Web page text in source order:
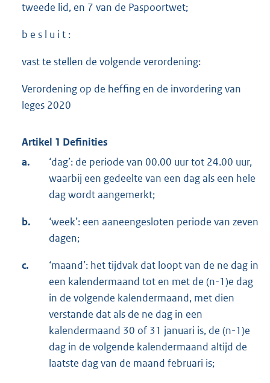
tweede lid, en 7 van de Paspoortwet;
b e s l u i t :
vast te stellen de volgende verordening:
Verordening op de heffing en de invordering van
leges 2020
Artikel 1 Definities
a.
‘dag’: de periode van 00.00 uur tot 24.00 uur,
waarbij een gedeelte van een dag als een hele
dag wordt aangemerkt;
b.
‘week’: een aaneengesloten periode van zeven
dagen;
c.
‘maand’: het tijdvak dat loopt van de ne dag in
een kalendermaand tot en met de (n-1)e dag
in de volgende kalendermaand, met dien
verstande dat als de ne dag in een
kalendermaand 30 of 31 januari is, de (n-1)e
dag in de volgende kalendermaand altijd de
laatste dag van de maand februari is;